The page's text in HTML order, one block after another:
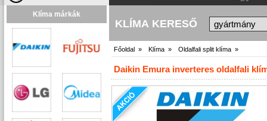
Klíma márkák
KLÍMA KERESŐ
Főoldal » Klíma » Oldalfali split klíma »
Daikin Emura inverteres oldalfali